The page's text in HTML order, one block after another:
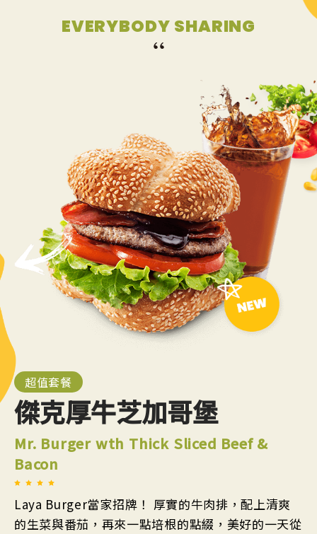
EVERYBODY SHARING
超值套餐
傑克厚牛芝加哥堡
Mr. Burger wth Thick Sliced Beef &
Bacon
Laya Burger當家招牌！ 厚實的牛肉排，配上清爽
的生菜與番茄，再來一點培根的點綴，美好的一天從